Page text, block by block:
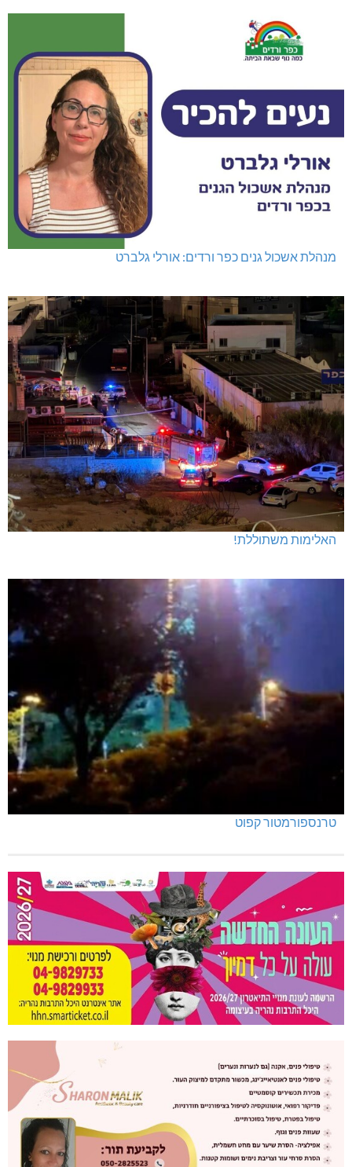
מנהלת אשכול גנים כפר ורדים: אורלי גלברט
האלימות משתוללת!
טרנספורמטור קפוט